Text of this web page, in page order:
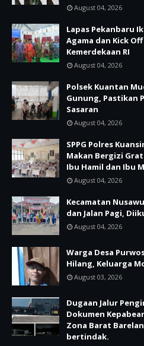
August 04, 2026
Lapas Pekanbaru
Agama dan Kick
Kemerdekaan RI
August 04, 2026
Polsek Kuantan
Gunung, Pastikan
Sasaran
August 04, 2026
SPPG Polres
Makan Bergizi
Ibu Hamil dan Ibu
August 04, 2026
Kecamatan
dan Jalan Pagi,
August 04, 2026
Warga Desa
Hilang, Keluarga
August 03, 2026
Dugaan Jalur
Dokumen
Zona Barat
bertindak.